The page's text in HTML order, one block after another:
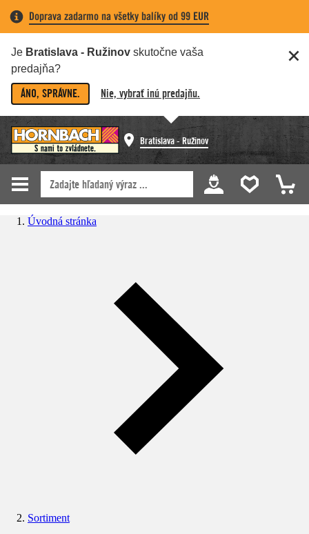
Doprava zadarmo na všetky balíky od 99 EUR
Je Bratislava - Ružinov skutočne vaša
predajňa?
ÁNO, SPRÁVNE. Nie, vybrať inú predajňu.
Bratislava - Ružinov
Úvodná stránka
Sortiment